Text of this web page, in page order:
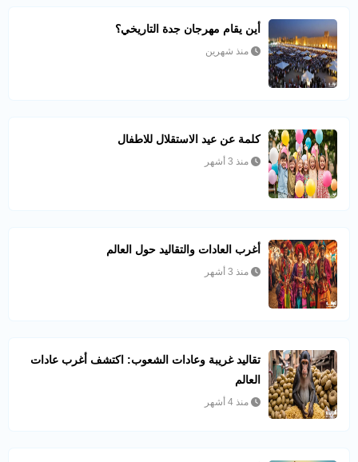
أين يقام مهرجان جدة التاريخي؟
منذ شهرين
كلمة عن عيد الاستقلال للاطفال
منذ 3 أشهر
أغرب العادات والتقاليد حول العالم
منذ 3 أشهر
تقاليد غريبة وعادات الشعوب: اكتشف أغرب عادات
العالم
منذ 4 أشهر